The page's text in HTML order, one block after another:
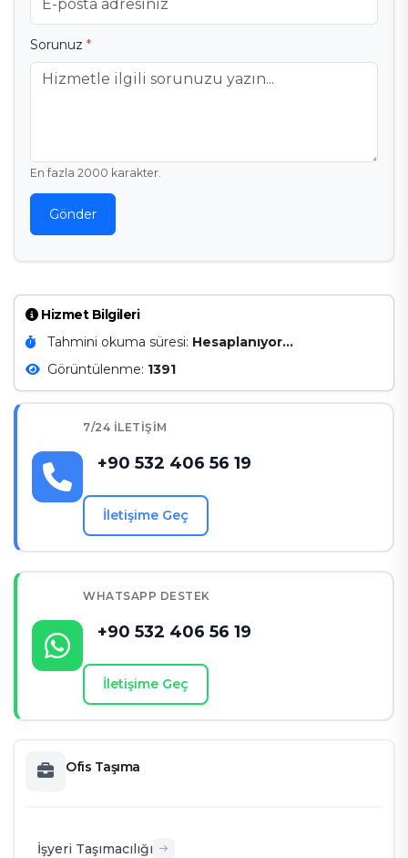
Hizmet Bilgileri
Tahmini okuma süresi: Hesaplanıyor...
Görüntülenme: 1391
7/24 İLETIŞIM
+90 532 406 56 19
İletişime Geç
WHATSAPP DESTEK
+90 532 406 56 19
İletişime Geç
Ofis Taşıma
İşyeri Taşımacılığı
Sorunuz *
En fazla 2000 karakter.
Gönder